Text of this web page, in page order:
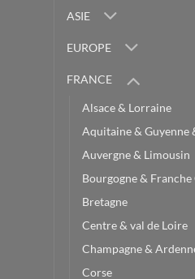
ASIE
EUROPE
FRANCE
Alsace & Lorraine
Aquitaine & Guyenne
Auvergne & Limousin
Bourgogne &
Bretagne
Centre & val de Loire
Champagne &
Corse